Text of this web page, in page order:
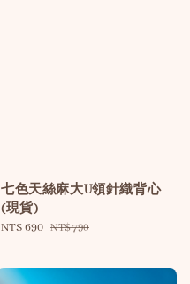
七色天絲麻大U領針織背心
(現貨)
Sale
NT$ 690 Regular
NT$ 790